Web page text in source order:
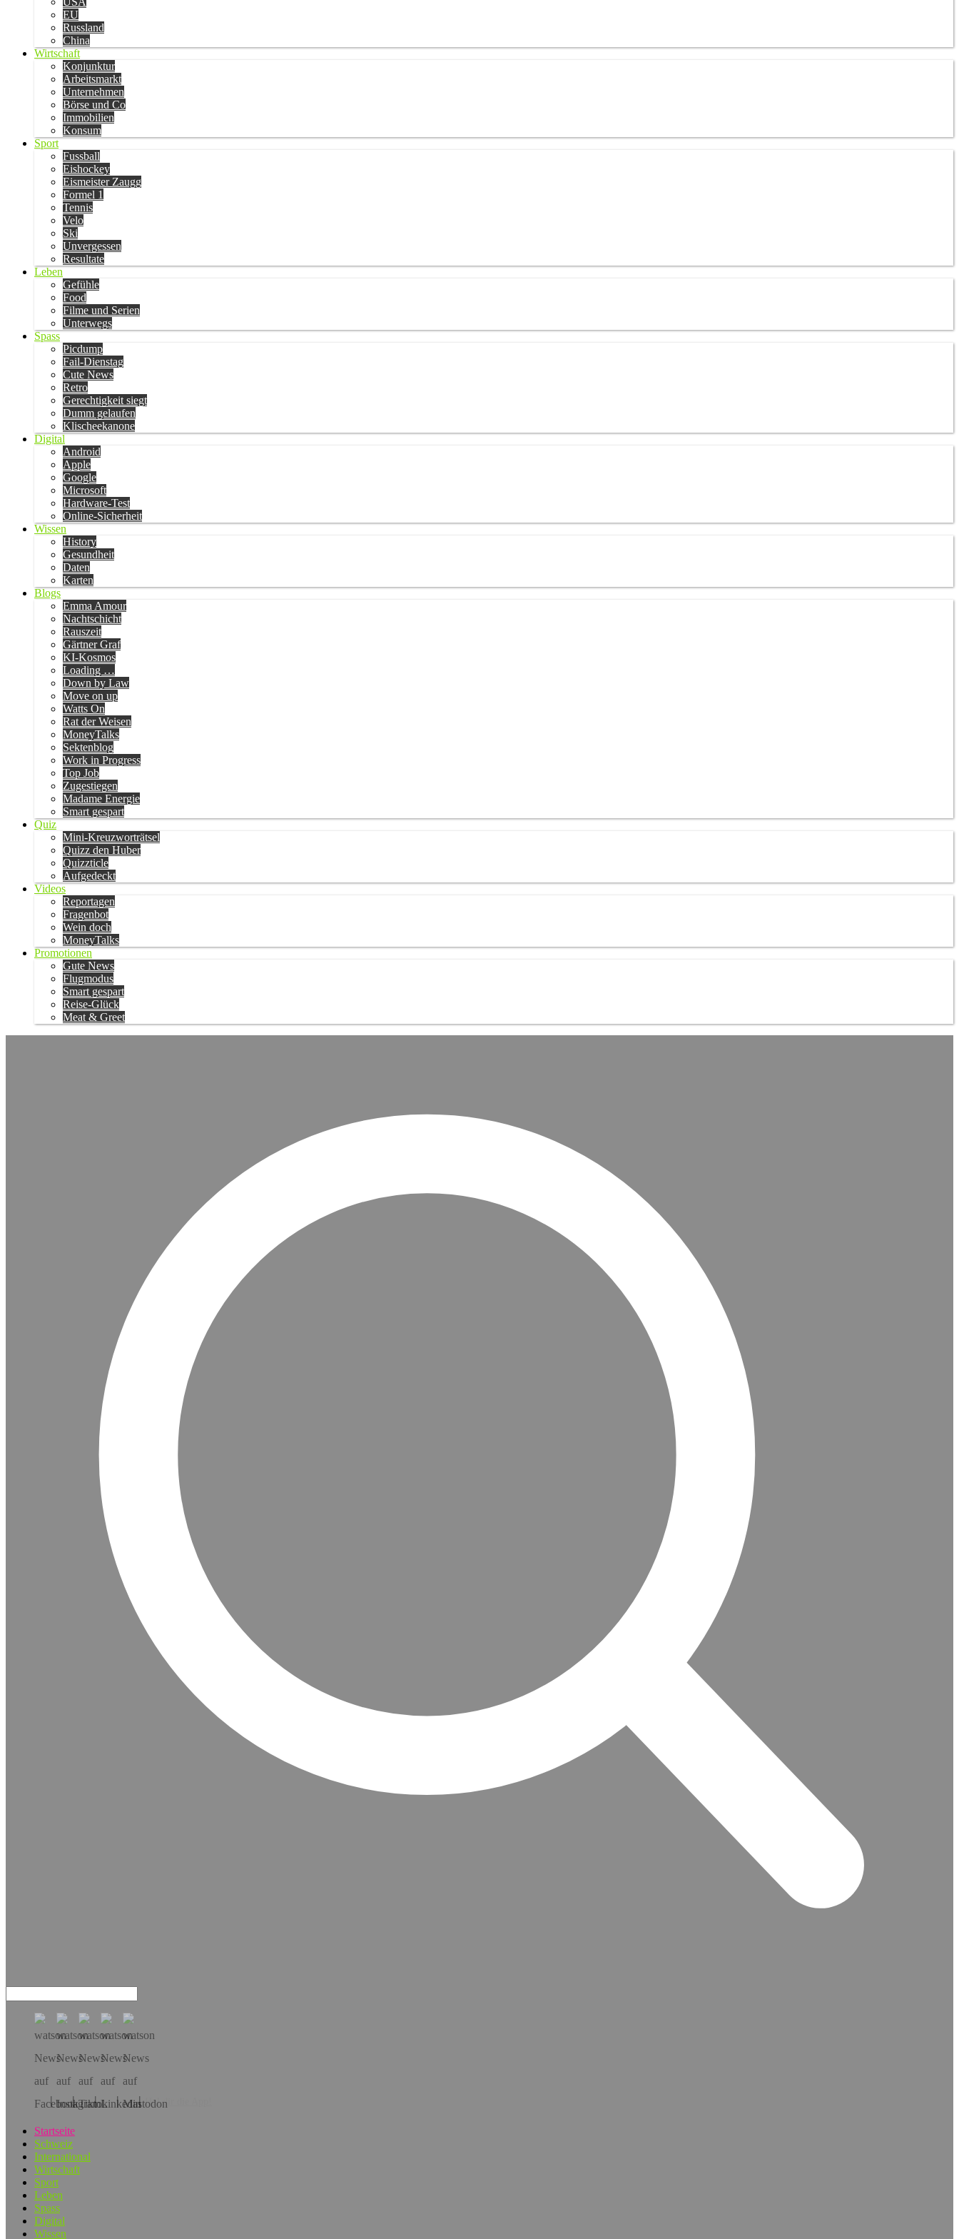
EU
Russland
China
Wirtschaft
Konjunktur
Arbeitsmarkt
Unternehmen
Börse und Co
Immobilien
Konsum
Sport
Fussball
Eishockey
Eismeister Zaugg
Formel 1
Tennis
Velo
Ski
Unvergessen
Resultate
Leben
Gefühle
Food
Filme und Serien
Unterwegs
Spass
Picdump
Fail-Dienstag
Cute News
Retro
Gerechtigkeit siegt
Dumm gelaufen
Klischeekanone
Digital
Android
Apple
Google
Microsoft
Hardware-Test
Online-Sicherheit
Wissen
History
Gesundheit
Daten
Karten
Blogs
Emma Amour
Nachtschicht
Rauszeit
Gärtner Graf
KI-Kosmos
Loading …
Down by Law
Move on up
Watts On
Rat der Weisen
MoneyTalks
Sektenblog
Work in Progress
Top Job
Zugestiegen
Madame Energie
Smart gespart
Quiz
Mini-Kreuzworträtsel
Quizz den Huber
Quizzticle
Aufgedeckt
Videos
Reportagen
Fragenbot
Wein doch
MoneyTalks
Promotionen
Gute News
Flugmodus
Smart gespart
Reise-Glück
Meat & Greet
Hol dir die App!
Startseite
Schweiz
International
Wirtschaft
Sport
Leben
Spass
Digital
Wissen